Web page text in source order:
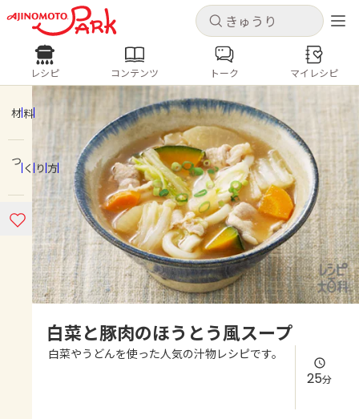
キャンセル
ログインするとレシピを保存できます
ログイン 新規登録
ホーム
コンテンツ
レシピ
よくあるお問い合わせ
キャンセル
レシピ コンテンツ
人気の食材・レシピ
きゅうり なす トマト
とうもろこし
ピーマン
みょうが ゴーヤ
レシピ コンテンツ トーク マイレシピ
材料
つくり方
白菜と豚肉のほうとう風スープ
白菜やうどんを使った人気の汁物レシピです。
25分